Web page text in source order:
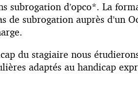
subrogation d’opco*. La
de subrogation auprès d’un
du stagiaire nous
adaptés au handicap